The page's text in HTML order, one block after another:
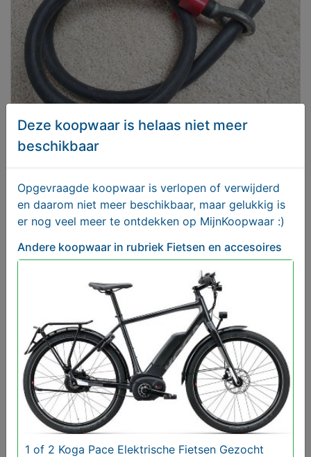
AXA kabel zonder ringslot
€ 8,00
MijnKoopwaar leuk?! Zegt het voort!!
GRATIS
Deze koopwaar is helaas niet meer
beschikbaar
Opgevraagde koopwaar is verlopen of verwijderd
en daarom niet meer beschikbaar, maar gelukkig is
er nog veel meer te ontdekken op MijnKoopwaar :)
Andere koopwaar in rubriek Fietsen en accesoires
1 of 2 Koga Pace Elektrische Fietsen Gezocht